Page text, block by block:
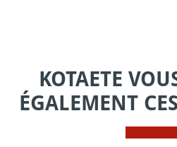
KOTAETE
ÉGALEMENT